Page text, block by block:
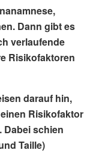
Dann gibt es
verlaufende
Risikofaktoren
darauf hin,
Risikofaktor
schien
Taille)